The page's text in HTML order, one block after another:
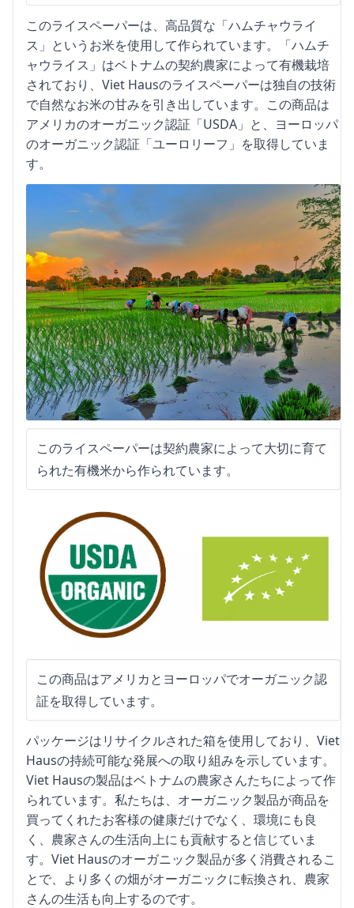
このライスペーパーは、高品質な「ハムチャウライ
ス」というお米を使用して作られています。「ハムチ
ャウライス」はベトナムの契約農家によって有機栽培
されており、Viet Hausのライスペーパーは独自の技術
で自然なお米の甘みを引き出しています。この商品は
アメリカのオーガニック認証「USDA」と、ヨーロッパ
のオーガニック認証「ユーロリーフ」を取得していま
す。
このライスペーパーは契約農家によって大切に育て
られた有機米から作られています。
この商品はアメリカとヨーロッパでオーガニック認
証を取得しています。
パッケージはリサイクルされた箱を使用しており、Viet
Hausの持続可能な発展への取り組みを示しています。
Viet Hausの製品はベトナムの農家さんたちによって作
られています。私たちは、オーガニック製品が商品を
買ってくれたお客様の健康だけでなく、環境にも良
く、農家さんの生活向上にも貢献すると信じていま
す。Viet Hausのオーガニック製品が多く消費されるこ
とで、より多くの畑がオーガニックに転換され、農家
さんの生活も向上するのです。